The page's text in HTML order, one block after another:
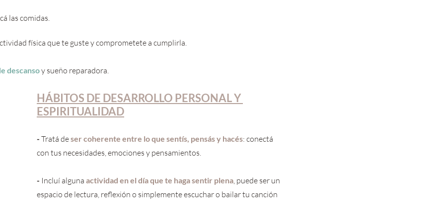
las comidas.
física que te guste y comprometete a cumplirla.
descanso y sueño reparadora.
HÁBITOS DE DESARROLLO PERSONAL Y
ESPIRITUALIDAD
- Tratá de ser coherente entre lo que sentís, pensás y hacés: conectá
con tus necesidades, emociones y pensamientos.
- Incluí alguna actividad en el día que te haga sentir plena , puede ser un
espacio de lectura, reflexión o simplemente escuchar o bailar tu canción